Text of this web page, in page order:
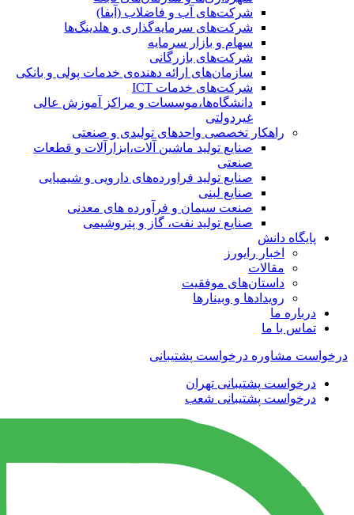
شرکت‌های آب و فاضلاب (آبفا)
شرکت‌های سرمایه‌گذاری و هلدینگ‌ها
سهام و بازار سرمایه
شرکت‌های بازرگانی
سازمان‌های ارائه دهنده‌ی خدمات پولی و بانکی
شرکت‌های خدمات ICT
دانشگاه‌ها،موسسات و مراکز آموزش عالی
غیردولتی
راهکار تخصصی واحدهای تولیدی و صنعتی
صنایع توليد ماشين آلات،ابزارآلات و قطعات
صنعتی
صنایع تولید فراورده‌های دارویی و شیمیایی
صنایع لبنی
صنعت سیمان و فرآورده های معدنی
صنایع تولید نفت، گاز و پتروشيمی
پایگاه دانش
اخبار رایورز
مقالات
داستان‌های موفقیت
رویدادها و وبینارها
درباره ما
تماس با ما
درخواست مشاوره درخواست پشتیبانی
درخواست پشتیبانی تهران
درخواست پشتیبانی شعب